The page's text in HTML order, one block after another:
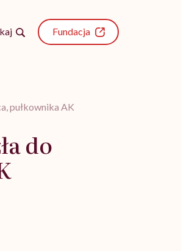
Fundacja
pułkownika AK
do